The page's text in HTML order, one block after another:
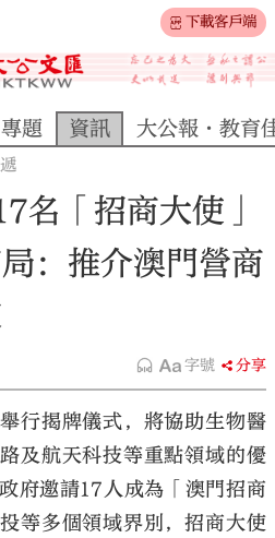
下載客戶端
專題 資訊 大公報·教育
名「招商大使」
：推介澳門營商
字號 分享
行揭牌儀式，將協助生物醫
及航天科技等重點領域的優
府邀請17人成為「澳門招商
等多個領域界別，招商大使